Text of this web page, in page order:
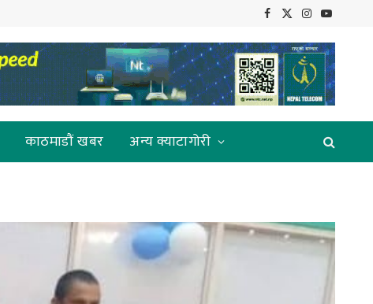
Facebook
X
Instagram
YouTube
काठमाडौं खबर
अन्य क्याटागोरी